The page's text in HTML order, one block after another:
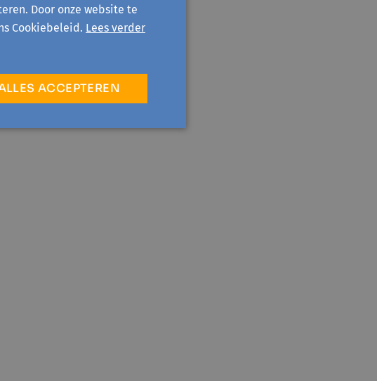
Door onze website te
Cookiebeleid. Lees verder
ACCEPTEREN